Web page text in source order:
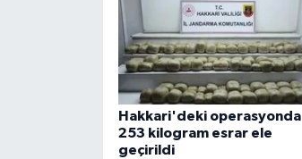
Hakkari'deki operasyonda
253 kilogram esrar ele
geçirildi